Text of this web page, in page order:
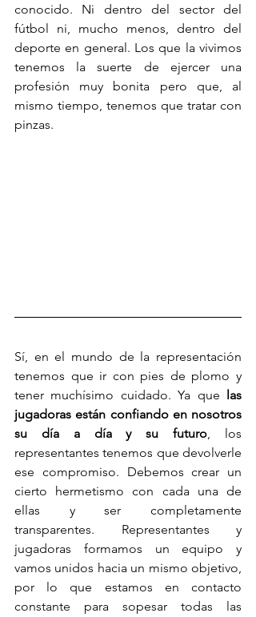
conocido. Ni dentro del sector del
fútbol ni, mucho menos, dentro del
deporte en general. Los que la vivimos
tenemos la suerte de ejercer una
profesión muy bonita pero que, al
mismo tiempo, tenemos que tratar con
pinzas.
Sí, en el mundo de la representación
tenemos que ir con pies de plomo y
tener muchísimo cuidado. Ya que
las
jugadoras están confiando en nosotros
su día a día y su futuro, los
representantes tenemos que devolverle
ese compromiso. Debemos crear un
cierto hermetismo con cada una de
ellas y ser completamente
transparentes. Representantes y
jugadoras formamos un equipo y
vamos unidos hacia un mismo objetivo,
por lo que estamos en contacto
constante para sopesar todas las